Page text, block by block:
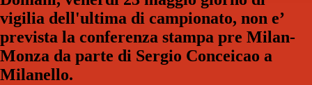
vigilia dell'ultima di campionato, non e’
prevista la conferenza stampa pre Milan-
Monza da parte di Sergio Conceicao a
Milanello.